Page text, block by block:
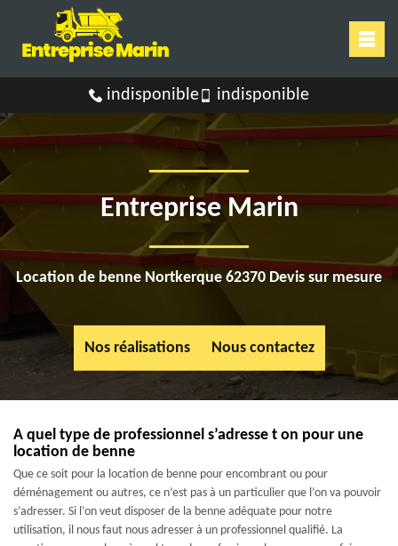
indisponible indisponible
Entreprise Marin
Location de benne Nortkerque 62370 Devis sur mesure
Nos réalisations Nous contactez
A quel type de professionnel s’adresse t on pour une
location de benne
Que ce soit pour la location de benne pour encombrant ou pour
déménagement ou autres, ce n’est pas à un particulier que l’on va pouvoir
s’adresser. Si l’on veut disposer de la benne adéquate pour notre
utilisation, il nous faut nous adresser à un professionnel qualifié. La